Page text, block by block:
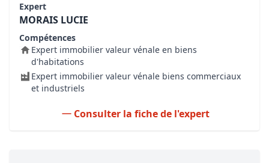
Expert
MORAIS LUCIE
Compétences
Expert immobilier valeur vénale en biens
d'habitations
Expert immobilier valeur vénale biens commerciaux
et industriels
Consulter la fiche de l'expert